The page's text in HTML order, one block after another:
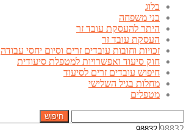
בלוג
בני משפחה
היתר להעסקת עובד זר
העסקת עובד זר
זכויות וחובות עובדים זרים וסיום יחסי עבודה
חוק סיעוד ואפשרויות למטפלת סיעודית
חיפוש עובדים זרים לסיעוד
מחלות בגיל השלישי
מטפלים